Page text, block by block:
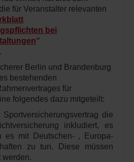
für Veranstalter relevanten
bei
“
Berlin und Brandenburg
bestehenden
für
folgendes dazu mitgeteilt:
die
inkludiert, es
es mit Deutschen- , Europa-
zu tun. Diese müssen
werden.